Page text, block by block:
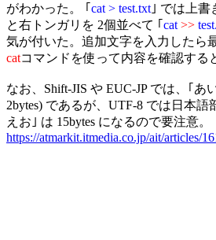
がわかった。 ｢ cat > test.txt ｣ では上
と右トンガリを 2個並べて ｢ cat >>
気が付いた。追加文字を入力したら
catコマンドを使って内容を確認する
なお、Shift-JIS や EUC-JP では、｢あ
2bytes) であるが、UTF-8 では日本語
https://atmarkit.itmedia.co.jp/ait/articles/